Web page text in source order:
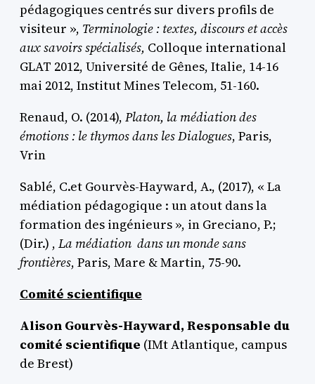
pédagogiques centrés sur divers profils de
visiteur », Terminologie : textes, discours et accès
aux savoirs spécialisés, Colloque international
GLAT 2012, Université de Gênes, Italie, 14-16
mai 2012, Institut Mines Telecom, 51-160.
Renaud, O. (2014), Platon, la médiation des
émotions : le thymos dans les Dialogues, Paris,
Vrin
Sablé, C.et Gourvès-Hayward, A., (2017), « La
médiation pédagogique : un atout dans la
formation des ingénieurs », in Greciano, P.;
(Dir.) , La médiation dans un monde sans
frontières, Paris, Mare & Martin, 75-90.
Comité scientifique
Alison Gourvès-Hayward, Responsable du
comité scientifique (IMt Atlantique, campus
de Brest)